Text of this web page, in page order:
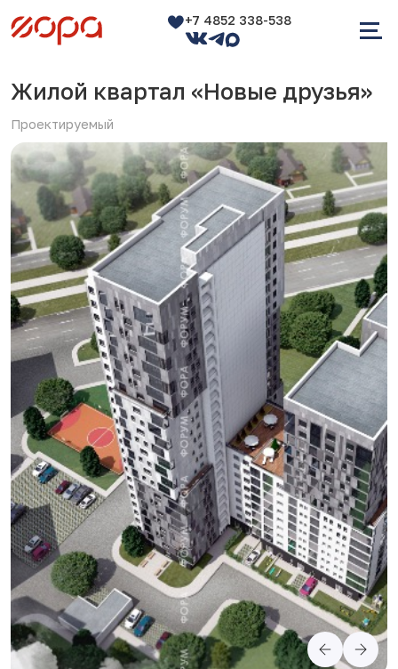
+7 4852 338-538
Жилой квартал «Новые друзья»
Проектируемый